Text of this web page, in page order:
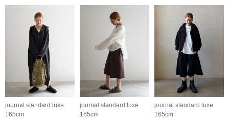
journal standard luxe
165cm
journal standard luxe
165cm
journal standard luxe
165cm